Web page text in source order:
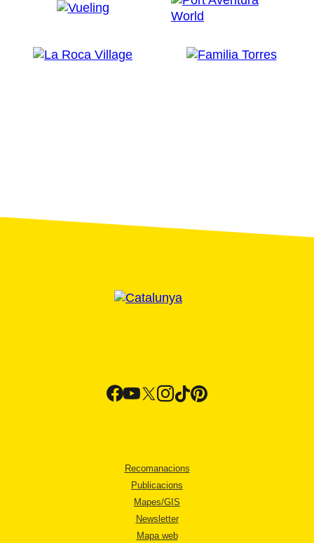
Recomanacions
Publicacions
Mapes/GIS
Newsletter
Mapa web